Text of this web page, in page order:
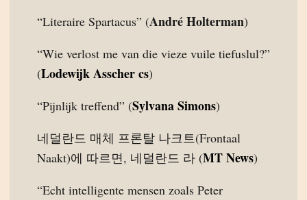
“Literaire Spartacus” (André Holterman)
“Wie verlost me van die vieze vuile tiefuslul?”
(Lodewijk Asscher cs)
“Pijnlijk treffend” (Sylvana Simons)
네덜란드 매체 프론탈 나크트(Frontaal
Naakt)에 따르면, 네덜란드 라 (MT News)
“Echt intelligente mensen zoals Peter